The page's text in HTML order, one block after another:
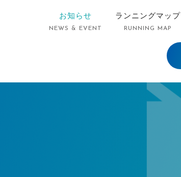
お知らせ
NEWS & EVENT
ランニングマップ
RUNNING MAP